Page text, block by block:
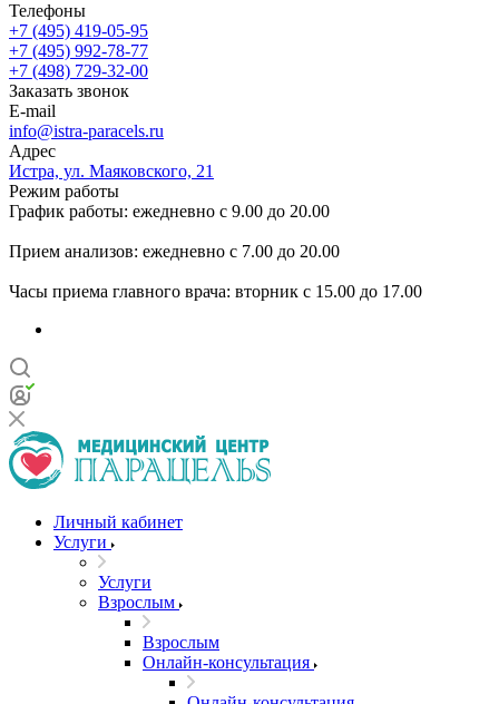
Телефоны
+7 (495) 419-05-95
+7 (495) 992-78-77
+7 (498) 729-32-00
Заказать звонок
E-mail
info@istra-paracels.ru
Адрес
Истра, ул. Маяковского, 21
Режим работы
График работы: ежедневно с 9.00 до 20.00
Прием анализов: ежедневно с 7.00 до 20.00
Часы приема главного врача: вторник с 15.00 до 17.00
Личный кабинет
Услуги
Услуги
Взрослым
Взрослым
Онлайн-консультация